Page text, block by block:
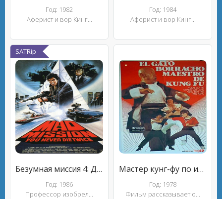
Год: 1982
Аферист и вор Кинг...
Год: 1984
Аферист и вор Кинг...
SATRip
Безумная миссия 4: Дважды не умирают
Год: 1986
Профессор изобрел...
Мастер кунг-фу по имени Пьяный кот
Год: 1978
Фильм рассказывает о...